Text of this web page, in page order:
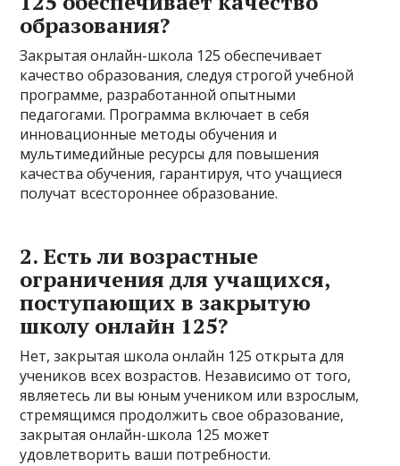
образования?
Закрытая онлайн-школа 125 обеспечивает
качество образования, следуя строгой учебной
программе, разработанной опытными
педагогами. Программа включает в себя
инновационные методы обучения и
мультимедийные ресурсы для повышения
качества обучения, гарантируя, что учащиеся
получат всестороннее образование.
2. Есть ли возрастные
ограничения для учащихся,
поступающих в закрытую
школу онлайн 125?
Нет, закрытая школа онлайн 125 открыта для
учеников всех возрастов. Независимо от того,
являетесь ли вы юным учеником или взрослым,
стремящимся продолжить свое образование,
закрытая онлайн-школа 125 может
удовлетворить ваши потребности.